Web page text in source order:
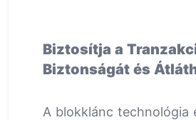
Biztosítja a
Biztonságát és
A blokklánc technológia